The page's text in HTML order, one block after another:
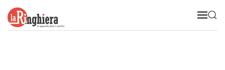
Skip to main content